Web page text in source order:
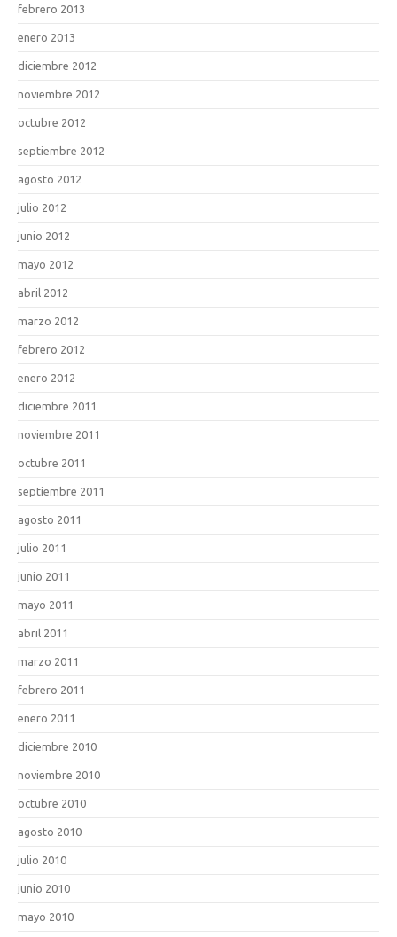
febrero 2013
enero 2013
diciembre 2012
noviembre 2012
octubre 2012
septiembre 2012
agosto 2012
julio 2012
junio 2012
mayo 2012
abril 2012
marzo 2012
febrero 2012
enero 2012
diciembre 2011
noviembre 2011
octubre 2011
septiembre 2011
agosto 2011
julio 2011
junio 2011
mayo 2011
abril 2011
marzo 2011
febrero 2011
enero 2011
diciembre 2010
noviembre 2010
octubre 2010
agosto 2010
julio 2010
junio 2010
mayo 2010